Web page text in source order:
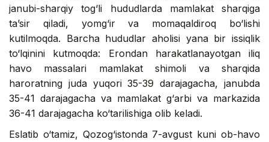
janubi-sharqiy tog‘li hududlarda mamlakat sharqiga
ta’sir qiladi, yomg‘ir va momaqaldiroq bo‘lishi
kutilmoqda. Barcha hududlar aholisi yana bir issiqlik
to‘lqinini kutmoqda: Erondan harakatlanayotgan iliq
havo massalari mamlakat shimoli va sharqida
haroratning juda yuqori 35-39 darajagacha, janubda
35-41 darajagacha va mamlakat g‘arbi va markazida
36-41 darajagacha ko‘tarilishiga olib keladi.
Eslatib o‘tamiz, Qozog‘istonda 7-avgust kuni ob-havo